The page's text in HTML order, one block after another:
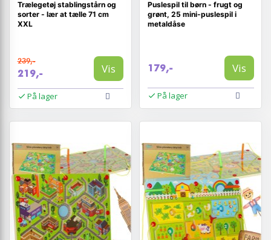
Trælegetøj stablings­tårn og
sorter - lær at tælle 71 cm
XXL
239,-
219,- Vis
På lager
Puslespil til børn - frugt og
grønt, 25 mini-puslespil i
metaldåse
179,- Vis
På lager